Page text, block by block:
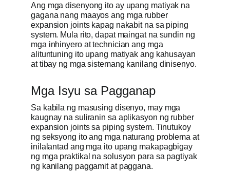
Ang mga disenyong ito ay upang matiyak na
gagana nang maayos ang mga rubber
expansion joints kapag nakabit na sa piping
system. Mula rito, dapat maingat na sundin ng
mga inhinyero at technician ang mga
alituntuning ito upang matiyak ang kahusayan
at tibay ng mga sistemang kanilang dinisenyo.
Mga Isyu sa Pagganap
Sa kabila ng masusing disenyo, may mga
kaugnay na suliranin sa aplikasyon ng rubber
expansion joints sa piping system. Tinutukoy
ng seksyong ito ang mga naturang problema at
inilalantad ang mga ito upang makapagbigay
ng mga praktikal na solusyon para sa pagtiyak
ng kanilang paggamit at paggana.